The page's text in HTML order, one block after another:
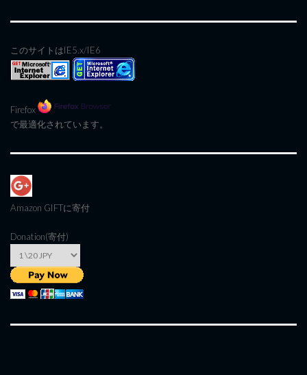
このサイトはIE5.x/IE6
Firefox
で最適化されています。
Amazon GIFTに寄付
Donation(寄付)